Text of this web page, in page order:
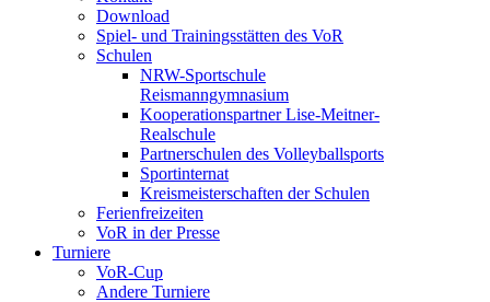
Download
Spiel- und Trainingsstätten des VoR
Schulen
NRW-Sportschule
Reismanngymnasium
Kooperationspartner Lise-Meitner-
Realschule
Partnerschulen des Volleyballsports
Sportinternat
Kreismeisterschaften der Schulen
Ferienfreizeiten
VoR in der Presse
Turniere
VoR-Cup
Andere Turniere